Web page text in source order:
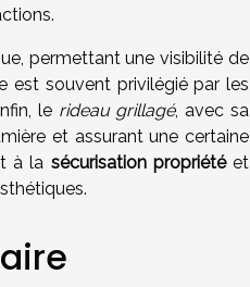
permettant une visibilité de
est souvent privilégié par les
le rideau grillagé, avec sa
et assurant une certaine
à la sécurisation propriétéet